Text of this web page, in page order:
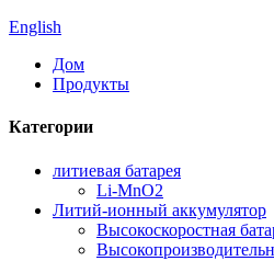
English
Дом
Продукты
Категории
литиевая батарея
Li-MnO2
Литий-ионный аккумулятор
Высокоскоростная